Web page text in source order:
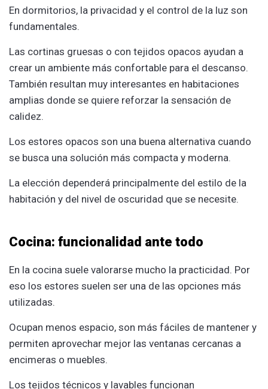
En dormitorios, la privacidad y el control de la luz son
fundamentales.
Las cortinas gruesas o con tejidos opacos ayudan a
crear un ambiente más confortable para el descanso.
También resultan muy interesantes en habitaciones
amplias donde se quiere reforzar la sensación de
calidez.
Los estores opacos son una buena alternativa cuando
se busca una solución más compacta y moderna.
La elección dependerá principalmente del estilo de la
habitación y del nivel de oscuridad que se necesite.
Cocina: funcionalidad ante todo
En la cocina suele valorarse mucho la practicidad. Por
eso los estores suelen ser una de las opciones más
utilizadas.
Ocupan menos espacio, son más fáciles de mantener y
permiten aprovechar mejor las ventanas cercanas a
encimeras o muebles.
Los tejidos técnicos y lavables funcionan